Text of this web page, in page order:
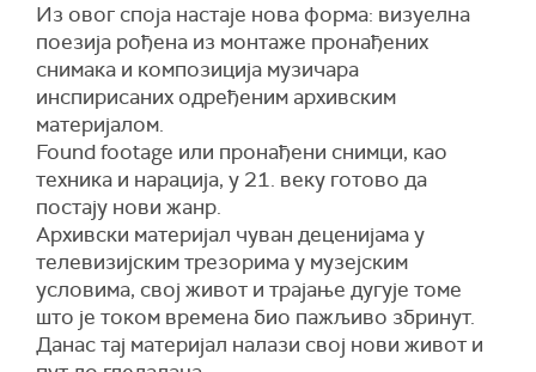
Из овог споја настаје нова форма: визуелна
поезија рођена из монтаже пронађених
снимака и композиција музичара
инспирисаних одређеним архивским
материјалом.
Found footage или пронађени снимци, као
техника и нарација, у 21. веку готово да
постају нови жанр.
Архивски материјал чуван деценијама у
телевизијским трезорима у музејским
условима, свој живот и трајање дугује томе
што је током времена био пажљиво збринут.
Данас тај материјал налази свој нови живот и